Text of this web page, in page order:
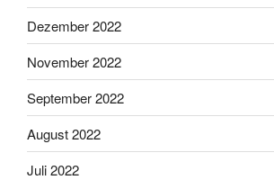
Dezember 2022
November 2022
September 2022
August 2022
Juli 2022